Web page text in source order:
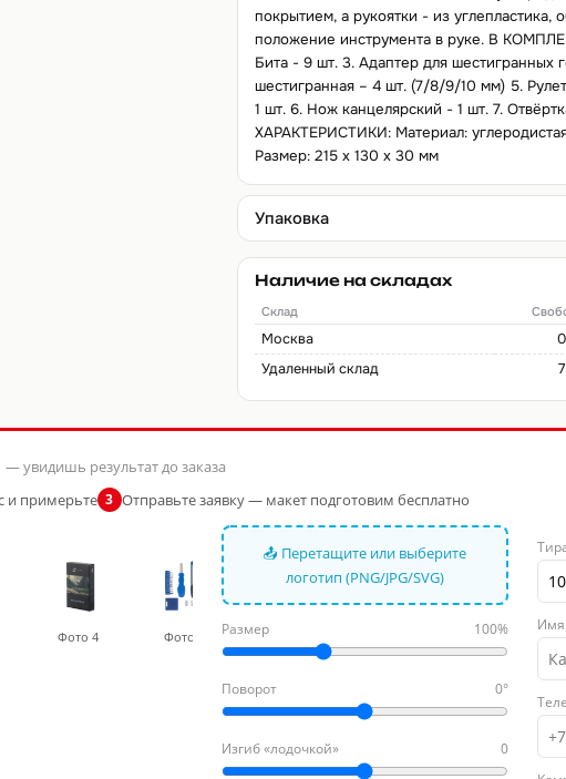
покрытием, а рукоятки - из
положение инструмента в руке. В
Бита - 9 шт. 3. Адаптер для шестигранных
шестигранная – 4 шт. (7/8/9/10 мм) 5.
1 шт. 6. Нож канцелярский - 1 шт. 7.
ХАРАКТЕРИСТИКИ: Материал: углеродистая
Размер: 215 х 130 х 30 мм
Упаковка
Наличие на складах
Склад
Москва 0
Удаленный склад
7
— увидишь результат до заказа
и примерьте 3 Отправьте заявку — макет подготовим бесплатно
Фото 4 Фото 5
📤 Перетащите или выберите
логотип (PNG/JPG/SVG)
Размер 100%
Поворот 0°
Изгиб «лодочкой» 0
Имя